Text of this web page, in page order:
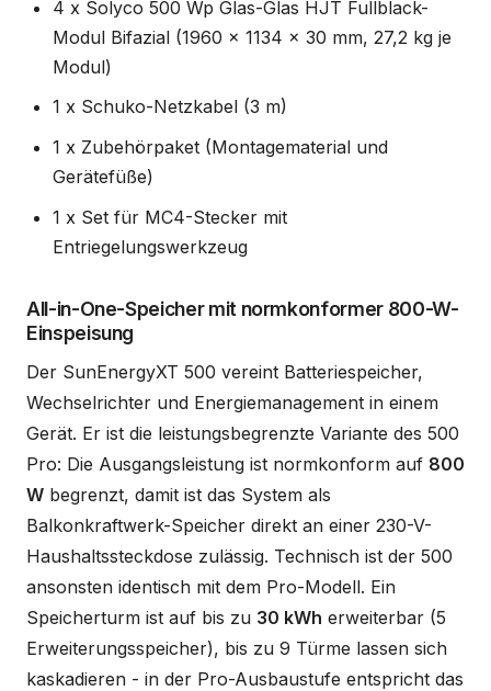
4 x Solyco 500 Wp Glas-Glas HJT Fullblack-
Modul Bifazial (1960 x 1134 x 30 mm, 27,2 kg je
Modul)
1 x Schuko-Netzkabel (3 m)
1 x Zubehörpaket (Montagematerial und
Gerätefüße)
1 x Set für MC4-Stecker mit
Entriegelungswerkzeug
All-in-One-Speicher mit normkonformer 800-W-
Einspeisung
Der SunEnergyXT 500 vereint Batteriespeicher,
Wechselrichter und Energiemanagement in einem
Gerät. Er ist die leistungsbegrenzte Variante des 500
Pro: Die Ausgangsleistung ist normkonform auf 800
W begrenzt, damit ist das System als
Balkonkraftwerk-Speicher direkt an einer 230-V-
Haushaltssteckdose zulässig. Technisch ist der 500
ansonsten identisch mit dem Pro-Modell. Ein
Speicherturm ist auf bis zu 30 kWh erweiterbar (5
Erweiterungsspeicher), bis zu 9 Türme lassen sich
kaskadieren - in der Pro-Ausbaustufe entspricht das